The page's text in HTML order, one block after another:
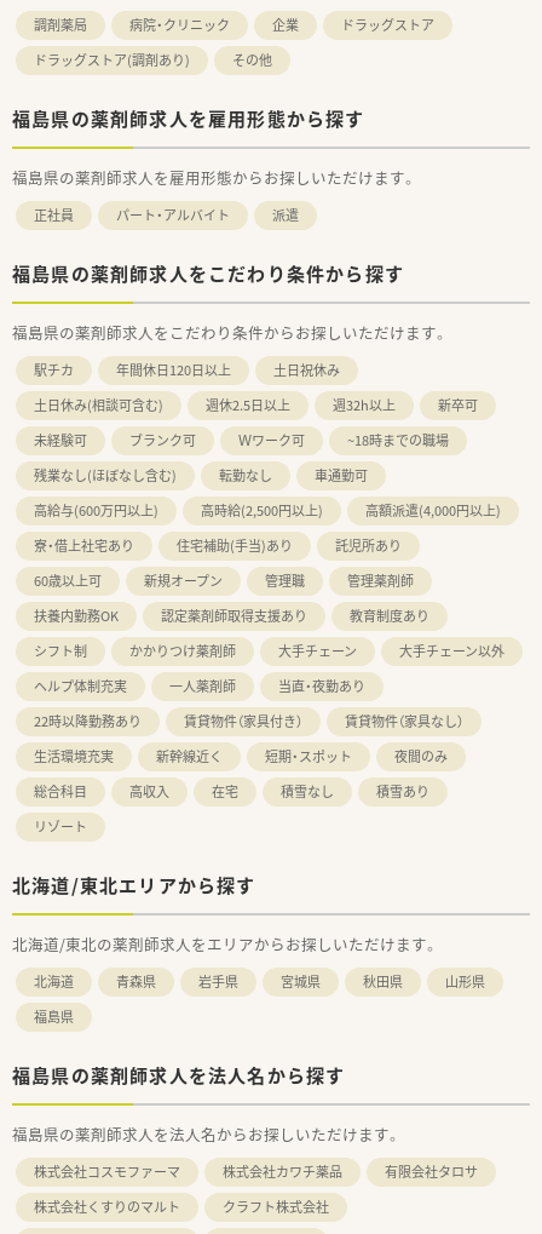
調剤薬局 病院・クリニック 企業
ドラッグストア
ドラッグストア(調剤あり)
その他
福島県の薬剤師求人を雇用形態から探す
福島県の薬剤師求人を雇用形態からお探しいただけます。
正社員 パート・アルバイト 派遣
福島県の薬剤師求人をこだわり条件から探す
福島県の薬剤師求人をこだわり条件からお探しいただけます。
駅チカ 年間休日120日以上
土日祝休み
土日休み(相談可含む)
週休2.5日以上 週32h以上
新卒可
未経験可
ブランク可 Ｗワーク可
~18時までの職場
残業なし(ほぼなし含む)
転勤なし
車通勤可
高給与(600万円以上)
高時給(2,500円以上)
高額派遣(4,000円以上)
寮・借上社宅あり
住宅補助(手当)あり
託児所あり
60歳以上可
新規オープン 管理職
管理薬剤師
扶養内勤務OK
認定薬剤師取得支援あり
教育制度あり
シフト制
かかりつけ薬剤師 大手チェーン
大手チェーン以外
ヘルプ体制充実
一人薬剤師
当直・夜勤あり
22時以降勤務あり
賃貸物件（家具付き）
賃貸物件（家具なし）
生活環境充実
新幹線近く 短期・スポット
夜間のみ
総合科目
高収入 在宅 積雪なし
積雪あり
リゾート
北海道/東北エリアから探す
北海道/東北の薬剤師求人をエリアからお探しいただけます。
北海道 青森県 岩手県 宮城県 秋田県
山形県
福島県
福島県の薬剤師求人を法人名から探す
福島県の薬剤師求人を法人名からお探しいただけます。
株式会社コスモファーマ 株式会社カワチ薬品
有限会社タロサ
株式会社くすりのマルト
クラフト株式会社